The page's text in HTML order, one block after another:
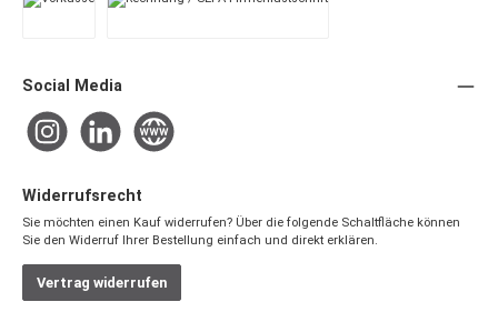
Social Media
InstagramLinkedIn Website
Widerrufsrecht
Sie möchten einen Kauf widerrufen? Über die folgende Schaltfläche können
Sie den Widerruf Ihrer Bestellung einfach und direkt erklären.
Vertrag widerrufen